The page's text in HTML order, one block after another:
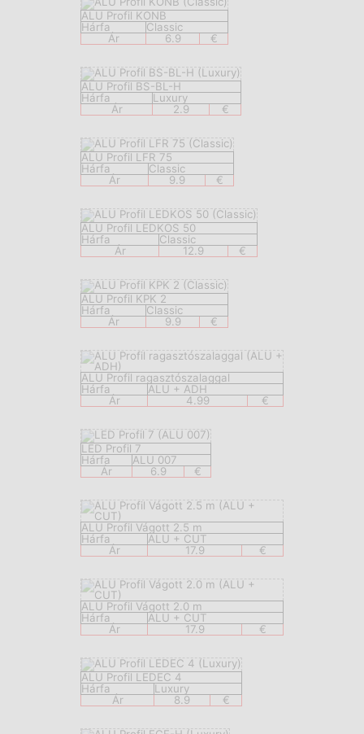
ALU Profil KONB
Hárfa
Classic
Ár
6.9 €
ALU Profil BS-BL-H
Hárfa
Luxury
Ár
2.9 €
ALU Profil LFR 75
Hárfa
Classic
Ár
9.9 €
ALU Profil LEDKOS 50
Hárfa
Classic
Ár
12.9 €
ALU Profil KPK 2
Hárfa
Classic
Ár
9.9 €
ALU Profil ragasztószalaggal
Hárfa
ALU + ADH
Ár
4.99 €
LED Profil 7
Hárfa
ALU 007
Ár
6.9 €
ALU Profil Vágott 2.5 m
Hárfa
ALU + CUT
Ár
17.9 €
ALU Profil Vágott 2.0 m
Hárfa
ALU + CUT
Ár
17.9 €
ALU Profil LEDEC 4
Hárfa
Luxury
Ár
8.9 €